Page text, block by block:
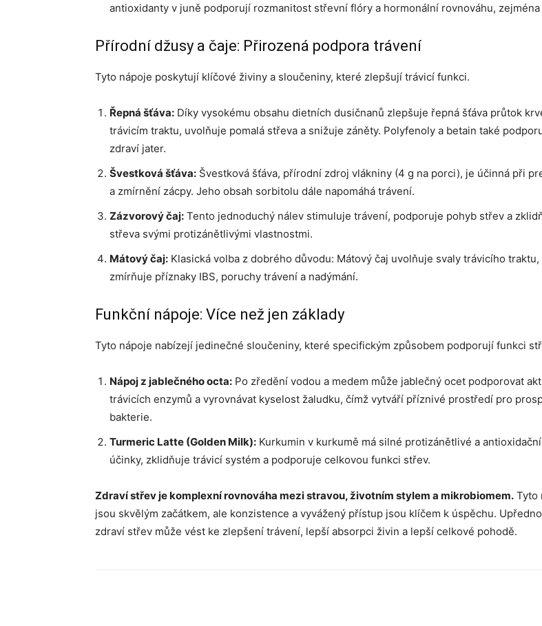
antioxidanty v juně podporují rozmanitost střevní flóry a hormonální rovnováhu, zejména
Přírodní džusy a čaje: Přirozená podpora trávení
Tyto nápoje poskytují klíčové živiny a sloučeniny, které zlepšují trávicí funkci.
Řepná šťáva: Díky vysokému obsahu dietních dusičnanů zlepšuje řepná šťáva průtok
trávicím traktu, uvolňuje pomalá střeva a snižuje záněty. Polyfenoly a betain také
zdraví jater.
Švestková šťáva: Švestková šťáva, přírodní zdroj vlákniny (4 g na porci), je účinná při
a zmírnění zácpy. Jeho obsah sorbitolu dále napomáhá trávení.
Zázvorový čaj: Tento jednoduchý nálev stimuluje trávení, podporuje pohyb střev a
střeva svými protizánětlivými vlastnostmi.
Mátový čaj: Klasická volba z dobrého důvodu: Mátový čaj uvolňuje svaly trávicího traktu,
zmírňuje příznaky IBS, poruchy trávení a nadýmání.
Funkční nápoje: Více než jen základy
Tyto nápoje nabízejí jedinečné sloučeniny, které specifickým způsobem podporují funkci
Nápoj z jablečného octa: Po zředění vodou a medem může jablečný ocet podporovat
trávicích enzymů a vyrovnávat kyselost žaludku, čímž vytváří příznivé prostředí pro
bakterie.
Turmeric Latte (Golden Milk): Kurkumin v kurkumě má silné protizánětlivé a antioxidační
účinky, zklidňuje trávicí systém a podporuje celkovou funkci střev.
Zdraví střev je komplexní rovnováha mezi stravou, životním stylem a mikrobiomem. Tyto
jsou skvělým začátkem, ale konzistence a vyvážený přístup jsou klíčem k úspěchu.
zdraví střev může vést ke zlepšení trávení, lepší absorpci živin a lepší celkové pohodě.